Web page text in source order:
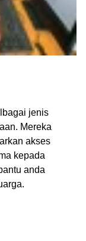
jenis
Mereka
akses
kepada
anda